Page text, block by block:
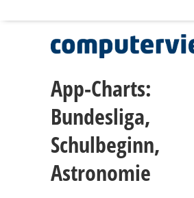
App-Charts:
Bundesliga,
Schulbeginn,
Astronomie